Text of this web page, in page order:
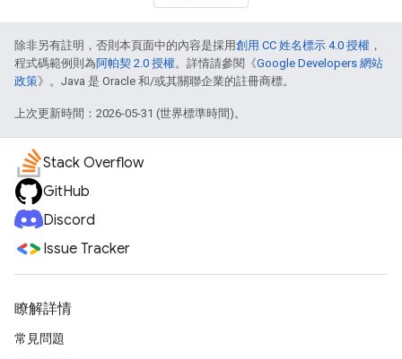
除非另有註明，否則本頁面中的內容是採用創用 CC 姓名標示 4.0 授權 ，
程式碼範例則為阿帕契 2.0 授權。詳情請參閱《Google Developers 網站
政策》。Java 是 Oracle 和/或其關聯企業的註冊商標。
上次更新時間：2026-05-31 (世界標準時間)。
Stack Overflow
GitHub
Discord
Issue Tracker
瞭解詳情
常見問題